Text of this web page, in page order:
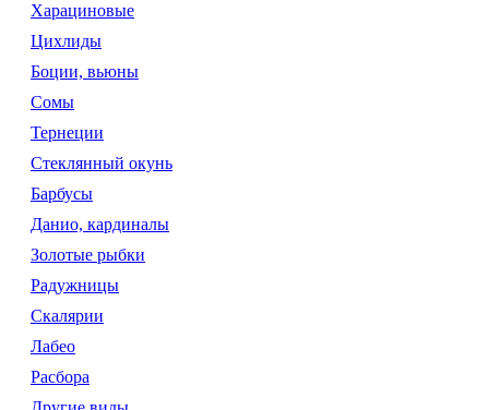
Харациновые
Цихлиды
Боции, вьюны
Сомы
Тернеции
Стеклянный окунь
Барбусы
Данио, кардиналы
Золотые рыбки
Радужницы
Скалярии
Лабео
Расбора